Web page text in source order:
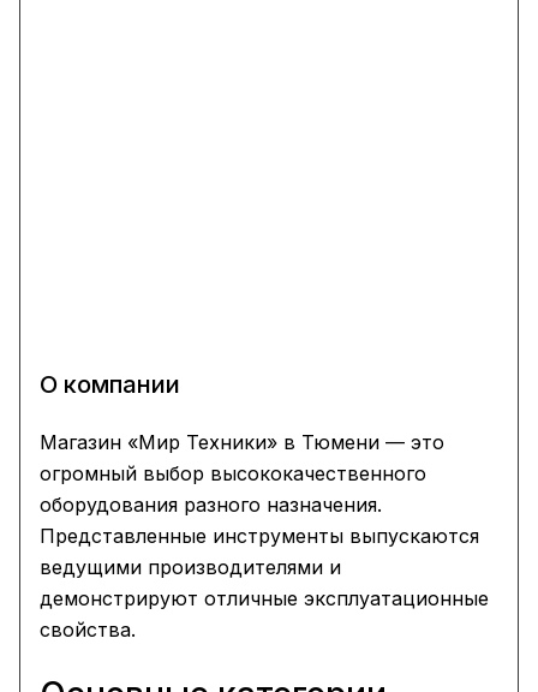
О компании
Магазин «Мир Техники» в Тюмени — это
огромный выбор высококачественного
оборудования разного назначения.
Представленные инструменты выпускаются
ведущими производителями и
демонстрируют отличные эксплуатационные
свойства.